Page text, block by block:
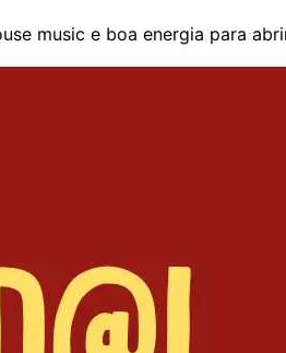
music e boa energia para